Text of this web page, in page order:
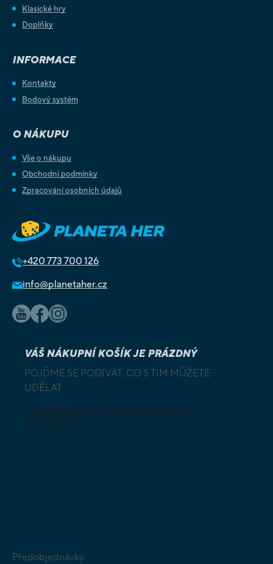
Klasické hry
Doplňky
INFORMACE
Kontakty
Bodový systém
O NÁKUPU
Vše o nákupu
Obchodní podmínky
Zpracování osobních údajů
+420 773 700 126
info@planetaher.cz
VÁŠ NÁKUPNÍ KOŠÍK JE PRÁZDNÝ
POJĎME SE PODÍVAT, CO S TÍM MŮŽETE
UDĚLAT
MŮŽETE PROZKOUMAT NAŠI
NABÍDKU
Předobjednávky